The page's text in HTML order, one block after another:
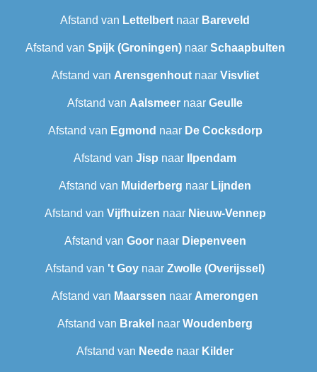
Afstand van Lettelbert naar Bareveld
Afstand van Spijk (Groningen)naar Schaapbulten
Afstand van Arensgenhoutnaar Visvliet
Afstand van Aalsmeer naar Geulle
Afstand van Egmond naar De Cocksdorp
Afstand van Jisp naar Ilpendam
Afstand van Muiderberg naar Lijnden
Afstand van Vijfhuizen naar Nieuw-Vennep
Afstand van Goornaar Diepenveen
Afstand van 't Goy naar Zwolle (Overijssel)
Afstand van Maarssen naar Amerongen
Afstand van Brakel naar Woudenberg
Afstand van Neede naar Kilder